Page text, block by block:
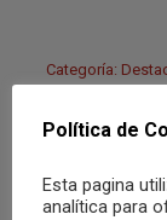
Categoría:
Política de
Esta pagina
analítica para